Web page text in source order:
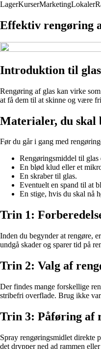
LagerKurserMarketingLokaler
Effektiv rengøring
Introduktion til
Rengøring af glas kan virke
at få dem til at skinne og være
Materialer, du skal
Før du går i gang med
Rengøringsmiddel til glas
En blød klud eller et
En skraber til glas.
Eventuelt en spand til at
En stige, hvis du skal nå
Trin 1:
Inden du begynder at rengøre,
undgå skader og sparer tid på
Trin 2: Valg af
Der findes mange forskellige
stribefri overflade. Brug ikke
Trin 3: Påføring af
Spray rengøringsmidlet direkte
det drypper ned ad rammen